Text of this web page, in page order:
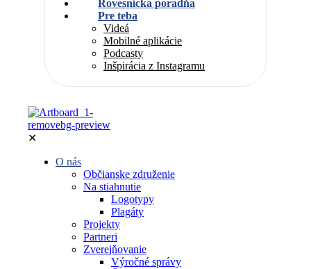
Rovesnícka poradňa
Pre teba
Videá
Mobilné aplikácie
Podcasty
Inšpirácia z Instagramu
✕
O nás
Občianske združenie
Na stiahnutie
Logotypy
Plagáty
Projekty
Partneri
Zverejňovanie
Výročné správy